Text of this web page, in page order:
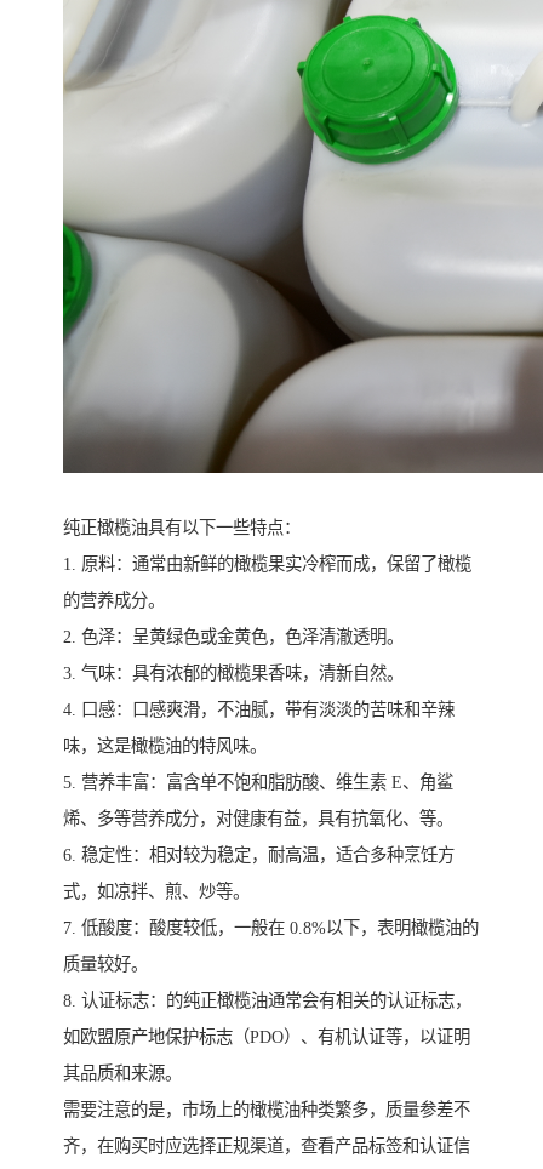
纯正橄榄油具有以下一些特点：
1. 原料：通常由新鲜的橄榄果实冷榨而成，保留了橄榄
的营养成分。
2. 色泽：呈黄绿色或金黄色，色泽清澈透明。
3. 气味：具有浓郁的橄榄果香味，清新自然。
4. 口感：口感爽滑，不油腻，带有淡淡的苦味和辛辣
味，这是橄榄油的特风味。
5. 营养丰富：富含单不饱和脂肪酸、维生素 E、角鲨
烯、多等营养成分，对健康有益，具有抗氧化、等。
6. 稳定性：相对较为稳定，耐高温，适合多种烹饪方
式，如凉拌、煎、炒等。
7. 低酸度：酸度较低，一般在 0.8%以下，表明橄榄油的
质量较好。
8. 认证标志：的纯正橄榄油通常会有相关的认证标志，
如欧盟原产地保护标志（PDO）、有机认证等，以证明
其品质和来源。
需要注意的是，市场上的橄榄油种类繁多，质量参差不
齐，在购买时应选择正规渠道，查看产品标签和认证信